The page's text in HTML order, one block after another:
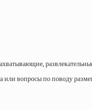
или вопросы по поводу